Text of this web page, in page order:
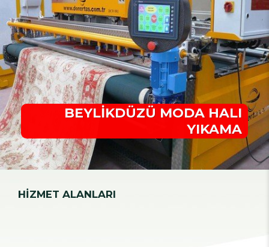
BEYLİKDÜZÜ MODA HALI
YIKAMA
HİZMET ALANLARI